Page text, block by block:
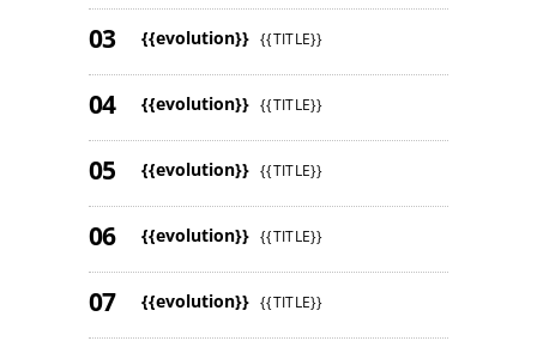
{{evolution}} {{TITLE}}
{{evolution}} {{TITLE}}
{{evolution}} {{TITLE}}
{{evolution}} {{TITLE}}
{{evolution}} {{TITLE}}